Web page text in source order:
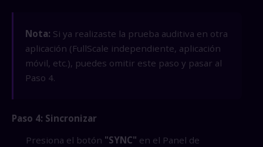
Nota: Si ya realizaste la prueba auditiva en otra
aplicación (FullScale independiente, aplicación
móvil, etc.), puedes omitir este paso y pasar al
Paso 4.
Paso 4: Sincronizar
Presiona el botón "SYNC" en el Panel de